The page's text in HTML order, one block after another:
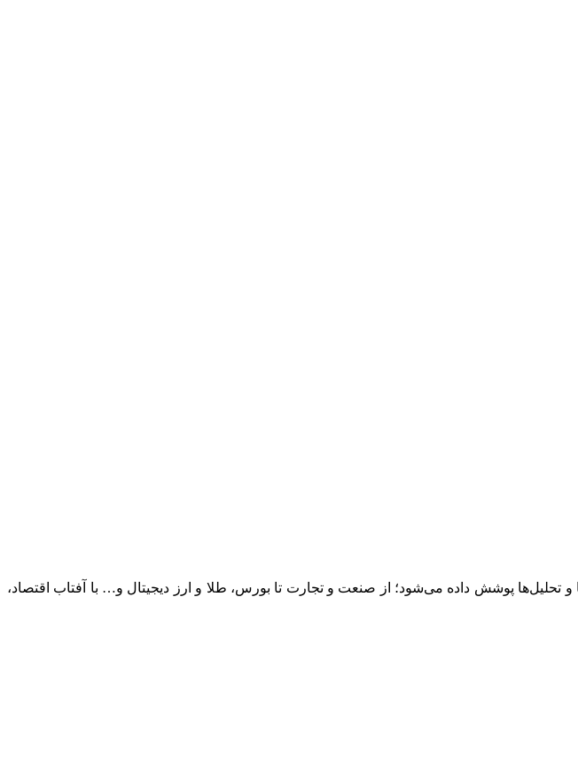
و تحلیل‌ها پوشش داده می‌شود؛ از صنعت و تجارت تا بورس، طلا و ارز دیجیتال و… با آفتاب اقتصاد،